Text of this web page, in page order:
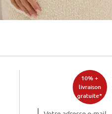
10% +
livraison
gratuite*